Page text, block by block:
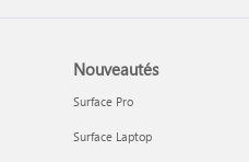
Nouveautés
Surface Pro
Surface Laptop